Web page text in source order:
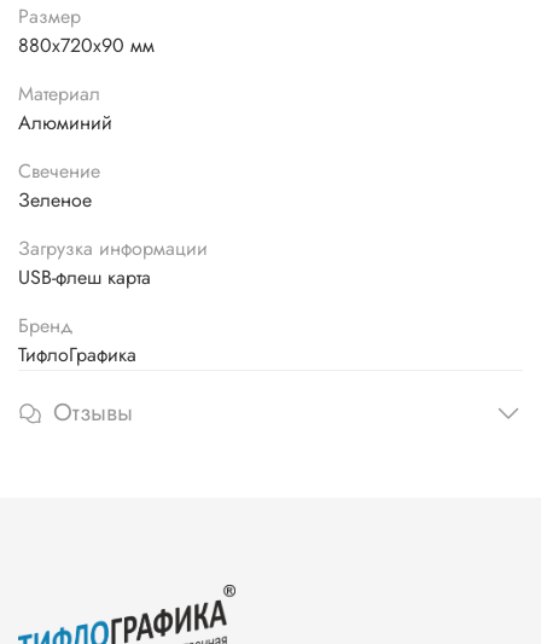
Размер
880х720х90 мм
Материал
Алюминий
Свечение
Зеленое
Загрузка информации
USB-флеш карта
Бренд
ТифлоГрафика
Отзывы